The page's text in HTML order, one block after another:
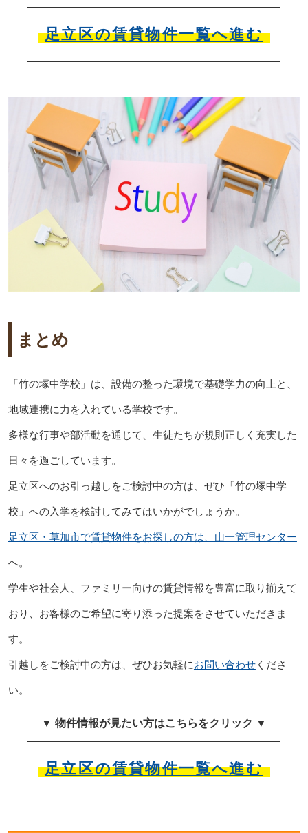
足立区の賃貸物件一覧へ進む
まとめ
「竹の塚中学校」は、設備の整った環境で基礎学力の向上と、
地域連携に力を入れている学校です。
多様な行事や部活動を通じて、生徒たちが規則正しく充実した
日々を過ごしています。
足立区へのお引っ越しをご検討中の方は、ぜひ「竹の塚中学
校」への入学を検討してみてはいかがでしょうか。
足立区・草加市で賃貸物件をお探しの方は、山一管理センター
へ。
学生や社会人、ファミリー向けの賃貸情報を豊富に取り揃えて
おり、お客様のご希望に寄り添った提案をさせていただきま
す。
引越しをご検討中の方は、ぜひお気軽にお問い合わせくださ
い。
▼ 物件情報が見たい方はこちらをクリック ▼
足立区の賃貸物件一覧へ進む